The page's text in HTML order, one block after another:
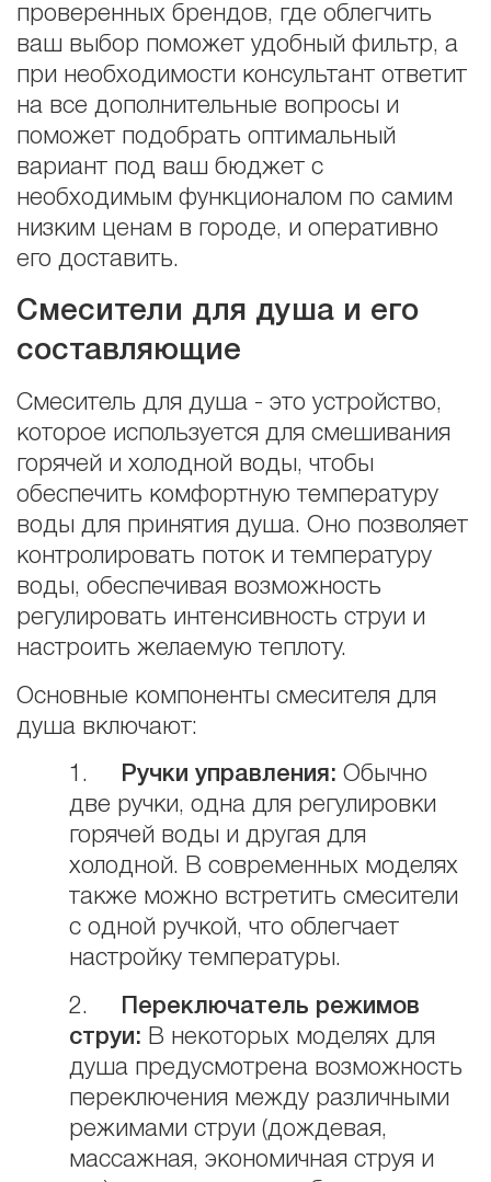
проверенных брендов, где облегчить
ваш выбор поможет удобный фильтр, а
при необходимости консультант ответит
на все дополнительные вопросы и
поможет подобрать оптимальный
вариант под ваш бюджет с
необходимым функционалом по самим
низким ценам в городе, и оперативно
его доставить.
Смесители для душа и его
составляющие
Смеситель для душа - это устройство,
которое используется для смешивания
горячей и холодной воды, чтобы
обеспечить комфортную температуру
воды для принятия душа. Оно позволяет
контролировать поток и температуру
воды, обеспечивая возможность
регулировать интенсивность струи и
настроить желаемую теплоту.
Основные компоненты смесителя для
душа включают:
1. Ручки управления: Обычно
две ручки, одна для регулировки
горячей воды и другая для
холодной. В современных моделях
также можно встретить смесители
с одной ручкой, что облегчает
настройку температуры.
2.
Переключатель режимов
струи: В некоторых моделях для
душа предусмотрена возможность
переключения между различными
режимами струи (дождевая,
массажная, экономичная струя и